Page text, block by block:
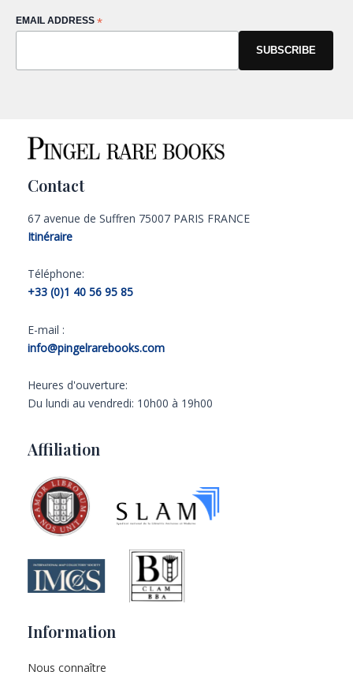
EMAIL ADDRESS *
Contact
67 avenue de Suffren 75007 PARIS FRANCE
Itinéraire
Téléphone:
+33 (0)1 40 56 95 85
E-mail :
info@pingelrarebooks.com
Heures d'ouverture:
Du lundi au vendredi: 10h00 à 19h00
Affiliation
Information
Nous connaître